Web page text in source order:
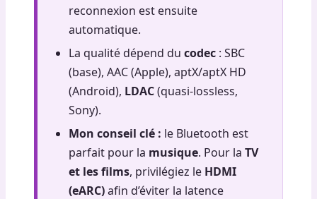
reconnexion est ensuite
automatique.
La qualité dépend du codec: SBC
(base), AAC (Apple), aptX/aptX HD
(Android), LDAC(quasi-lossless,
Sony).
Mon conseil clé : le Bluetooth est
parfait pour la musique. Pour la TV
et les films, privilégiez le HDMI
(eARC)afin d’éviter la latence